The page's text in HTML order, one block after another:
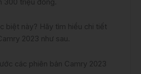
300 triệu đồng.
biệt này? Hãy tìm hiểu chi tiết
2023 như sau.
các phiên bản Camry 2023